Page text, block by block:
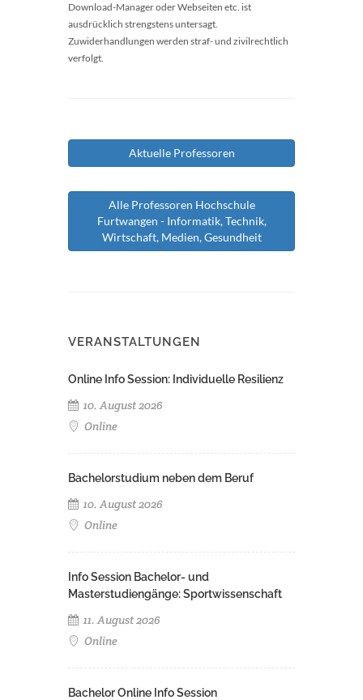
Download-Manager oder Webseiten etc. ist
ausdrücklich strengstens untersagt.
Zuwiderhandlungen werden straf- und zivilrechtlich
verfolgt.
Aktuelle Professoren
Alle Professoren Hochschule
Furtwangen - Informatik, Technik,
Wirtschaft, Medien, Gesundheit
VERANSTALTUNGEN
Online Info Session: Individuelle Resilienz
10. August 2026
Online
Bachelorstudium neben dem Beruf
10. August 2026
Online
Info Session Bachelor- und
Masterstudiengänge: Sportwissenschaft
11. August 2026
Online
Bachelor Online Info Session